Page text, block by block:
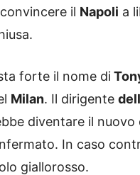
il Napoli a
forte il nome di
Milan. Il dirigente
diventare il nuovo
In caso
giallorosso.